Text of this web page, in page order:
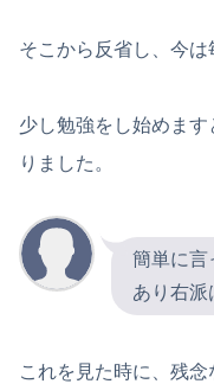
そこから反省し、今は
少し勉強をし始めま
りました。
簡単に言
あり右派
これを見た時に、残